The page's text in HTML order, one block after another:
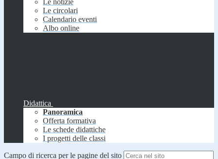
Le notizie
Le circolari
Calendario eventi
Albo online
Didattica
Panoramica
Offerta formativa
Le schede didattiche
I progetti delle classi
Campo di ricerca per le pagine del sito